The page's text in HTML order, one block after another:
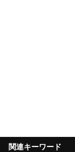
関連キーワード